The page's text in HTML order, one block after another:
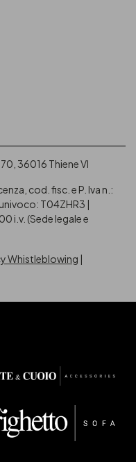
36016 Thiene VI
cod. fisc. e P. Iva n.:
T04ZHR3 |
i.v. (Sede legale e
Whistleblowing